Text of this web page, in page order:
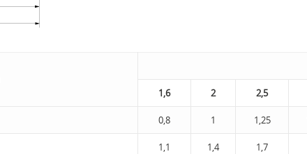
1,6 2 2,5
0,8 1 1,25
1,1 1,4 1,7